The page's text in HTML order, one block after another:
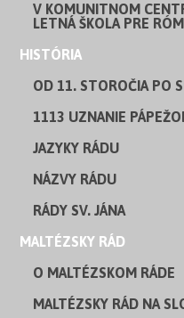
V KOMUNITNOM
LETNÁ ŠKOLA PRE
HISTÓRIA
OD 11. STOROČIA PO
1113 UZNANIE
JAZYKY RÁDU
NÁZVY RÁDU
RÁDY SV. JÁNA
MALTÉZSKY RÁD
O MALTÉZSKOM RÁDE
MALTÉZSKY RÁD NA